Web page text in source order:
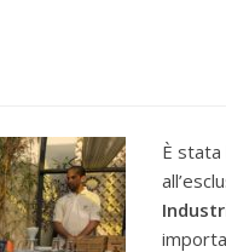
È stata